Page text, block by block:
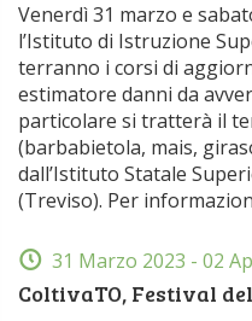
Venerdì 31 marzo e
l’Istituto di Istruzione
terranno i corsi di
estimatore danni da
particolare si tratterà il
(barbabietola, mais,
dall’Istituto Statale
(Treviso). Per
31 Marzo 2023 - 02
ColtivaTO, Festival